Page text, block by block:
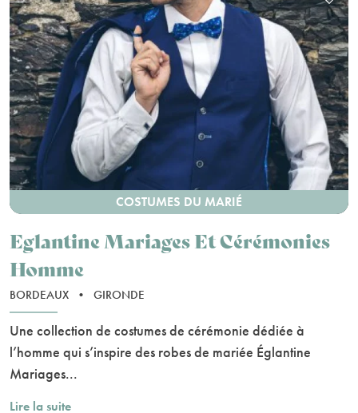
COSTUMES DU MARIÉ
Eglantine Mariages Et Cérémonies
Homme
BORDEAUX • GIRONDE
Une collection de costumes de cérémonie dédiée à
l’homme qui s’inspire des robes de mariée Églantine
Mariages...
Lire la suite